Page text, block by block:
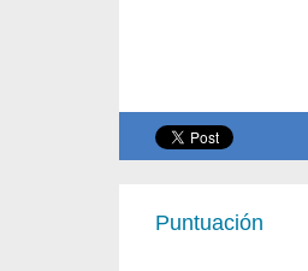
Puntuación